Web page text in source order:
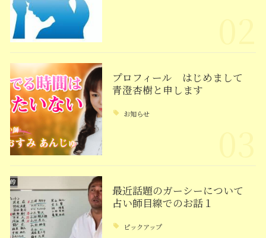
プロフィール はじめまして
青澄杏樹と申します
お知らせ
最近話題のガーシーについて
占い師目線でのお話１
ピックアップ